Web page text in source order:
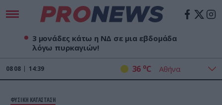
3 μονάδες κάτω η ΝΔ σε μια εβδομάδα
λόγω πυρκαγιών!
08 08 14:39 36 oC
ΦΥΣΙΚΗ ΚΑΤΑΣΤΑΣΗ